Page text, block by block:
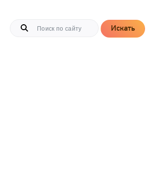
Искать